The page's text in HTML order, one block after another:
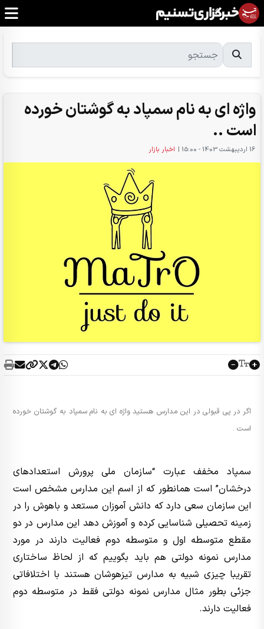
واژه ای به نام سمپاد به گوشتان خورده
است ..
16 ارديبهشت 1403 - 15:00 | اخبار بازار
اگر در پی قبولی در این مدارس هستید واژه ای به نام سمپاد به گوشتان خورده
است .
سمپاد مخفف عبارت “سازمان ملی پرورش استعدادهای
درخشان” است همانطور که از اسم این مدارس مشخص است
این سازمان سعی دارد که دانش آموزان مستعد و باهوش را در
زمینه تحصیلی شناسایی کرده و آموزش دهد این مدارس در دو
مقطع متوسطه اول و متوسطه دوم فعالیت دارند در مورد
مدارس نمونه دولتی هم باید بگوییم که از لحاظ ساختاری
تقریبا چیزی شبیه به مدارس تیزهوشان هستند با اختلافاتی
جزئی بطور مثال مدارس نمونه دولتی فقط در متوسطه دوم
فعالیت دارند.